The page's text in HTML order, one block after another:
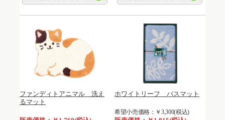
ファンディトアニマル 洗え
るマット
ホワイトリーフ バスマット
希望小売価格：￥3,300(税込)